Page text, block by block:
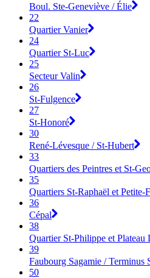
Boul. Ste-Geneviève / Élie
22
Quartier Vanier
24
Quartier St-Luc
25
Secteur Valin
26
St-Fulgence
27
St-Honoré
30
René-Lévesque / St-Hubert
33
Quartiers des Peintres et St-
35
Quartiers St-Raphaël et Petite-
36
Cépal
38
Quartier St-Philippe et Plateau
39
Faubourg Sagamie / Terminus
50